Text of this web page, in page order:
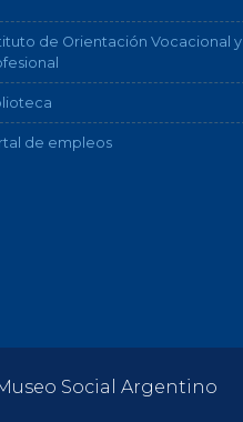
de Orientación Vocacional y
de empleos
Social Argentino